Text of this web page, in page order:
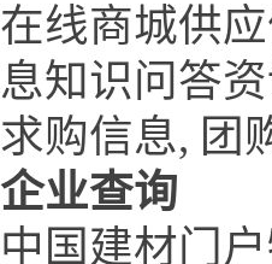
在线商城供
息知识问答
求购信息, 团
企业查询
中国建材门